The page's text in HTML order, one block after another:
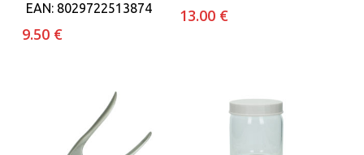
EAN: 8029722513874
9.50 €
13.00 €